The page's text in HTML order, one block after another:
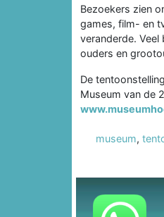
Bezoekers zien
games, film- en
veranderde.
ouders en
De
Museum van de
museum,